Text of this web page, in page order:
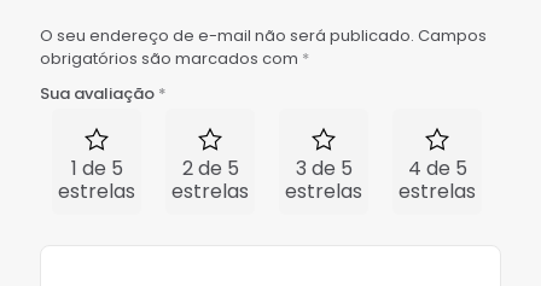
O seu endereço de e-mail não será publicado. Campos
obrigatórios são marcados com *
Sua avaliação *
1 de 5
estrelas
2 de 5
estrelas
3 de 5
estrelas
4 de 5
estrelas